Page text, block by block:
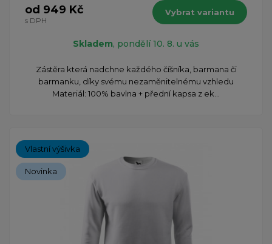
od 949 Kč
s DPH
Vybrat variantu
Skladem, pondělí 10. 8. u vás
Zástěra která nadchne každého číšníka, barmana či
barmanku, díky svému nezaměnitelnému vzhledu
Materiál: 100% bavlna + přední kapsa z ek...
Vlastní výšivka
Novinka